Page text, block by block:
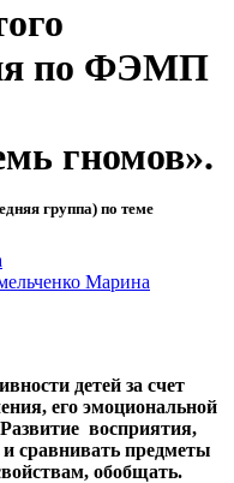
по ФЭМП
гномов».
группа) по теме
Марина
детей за счет
его эмоциональной
восприятия,
сравнивать предметы
обобщать.